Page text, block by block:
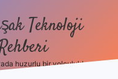
Teknoloji
huzurlu bir yolculuk!